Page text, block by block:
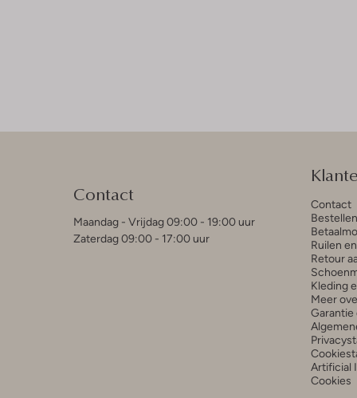
Contact
Maandag - Vrijdag 09:00 - 19:00 uur
Zaterdag 09:00 - 17:00 uur
Contact
Ruilen
Retour
Kleding
Meer
Garantie
Artificial
Cookies